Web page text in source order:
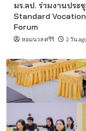
มร.ลป. ร่วมงานประ
Standard
Forum
หอมนวล ศรีริ 2 วัน